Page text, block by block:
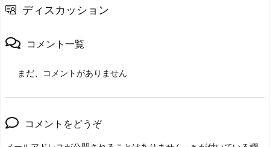
ディスカッション
コメント一覧
まだ、コメントがありません
コメントをどうぞ